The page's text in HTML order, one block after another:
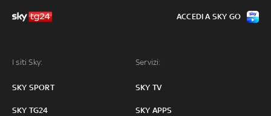
I siti Sky:
SKY SPORT
SKY TG24
Servizi:
SKY TV
SKY APPS
ACCEDI A SKY GO